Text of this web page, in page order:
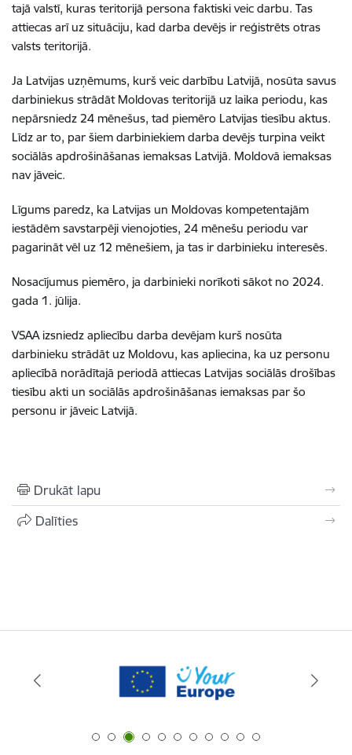
tajā valstī, kuras teritorijā persona faktiski veic darbu. Tas
attiecas arī uz situāciju, kad darba devējs ir reģistrēts otras
valsts teritorijā.
Ja Latvijas uzņēmums, kurš veic darbību Latvijā, nosūta savus
darbiniekus strādāt Moldovas teritorijā uz laika periodu, kas
nepārsniedz 24 mēnešus, tad piemēro Latvijas tiesību aktus.
Līdz ar to, par šiem darbiniekiem darba devējs turpina veikt
sociālās apdrošināšanas iemaksas Latvijā. Moldovā iemaksas
nav jāveic.
Līgums paredz, ka Latvijas un Moldovas kompetentajām
iestādēm savstarpēji vienojoties, 24 mēnešu periodu var
pagarināt vēl uz 12 mēnešiem, ja tas ir darbinieku interesēs.
Nosacījumus piemēro, ja darbinieki norīkoti sākot no 2024.
gada 1. jūlija.
VSAA izsniedz apliecību darba devējam kurš nosūta
darbinieku strādāt uz Moldovu, kas apliecina, ka uz personu
apliecībā norādītajā periodā attiecas Latvijas sociālās drošības
tiesību akti un sociālās apdrošināšanas iemaksas par šo
personu ir jāveic Latvijā.
Drukāt lapu
Dalīties